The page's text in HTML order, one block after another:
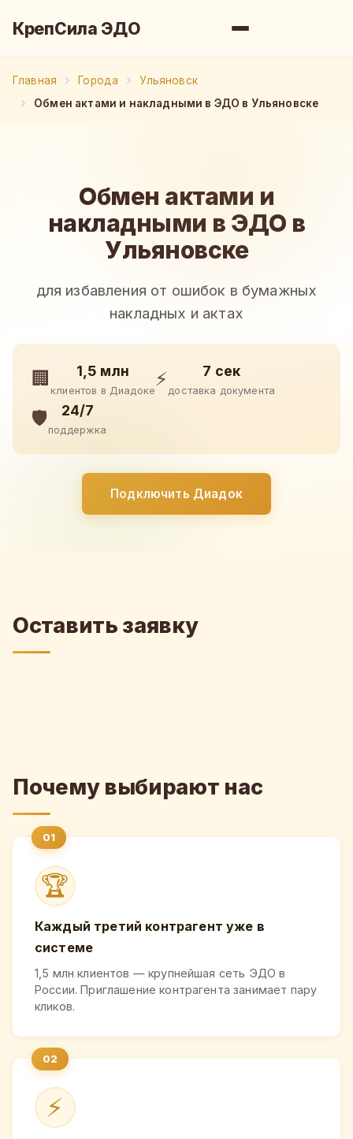
КрепСила ЭДО
Главная Города
Ульяновск
Обмен актами и накладными в ЭДО в Ульяновске
Обмен актами и
накладными в ЭДО в
Ульяновске
для избавления от ошибок в бумажных
накладных и актах
🏢 1,5 млн
клиентов в Диадоке
⚡ 7 сек
доставка документа
🛡️ 24/7
поддержка
Подключить Диадок
Оставить заявку
Почему выбирают нас
🏆
Каждый третий контрагент уже в
системе
1,5 млн клиентов — крупнейшая сеть ЭДО в
России. Приглашение контрагента занимает пару
кликов.
⚡